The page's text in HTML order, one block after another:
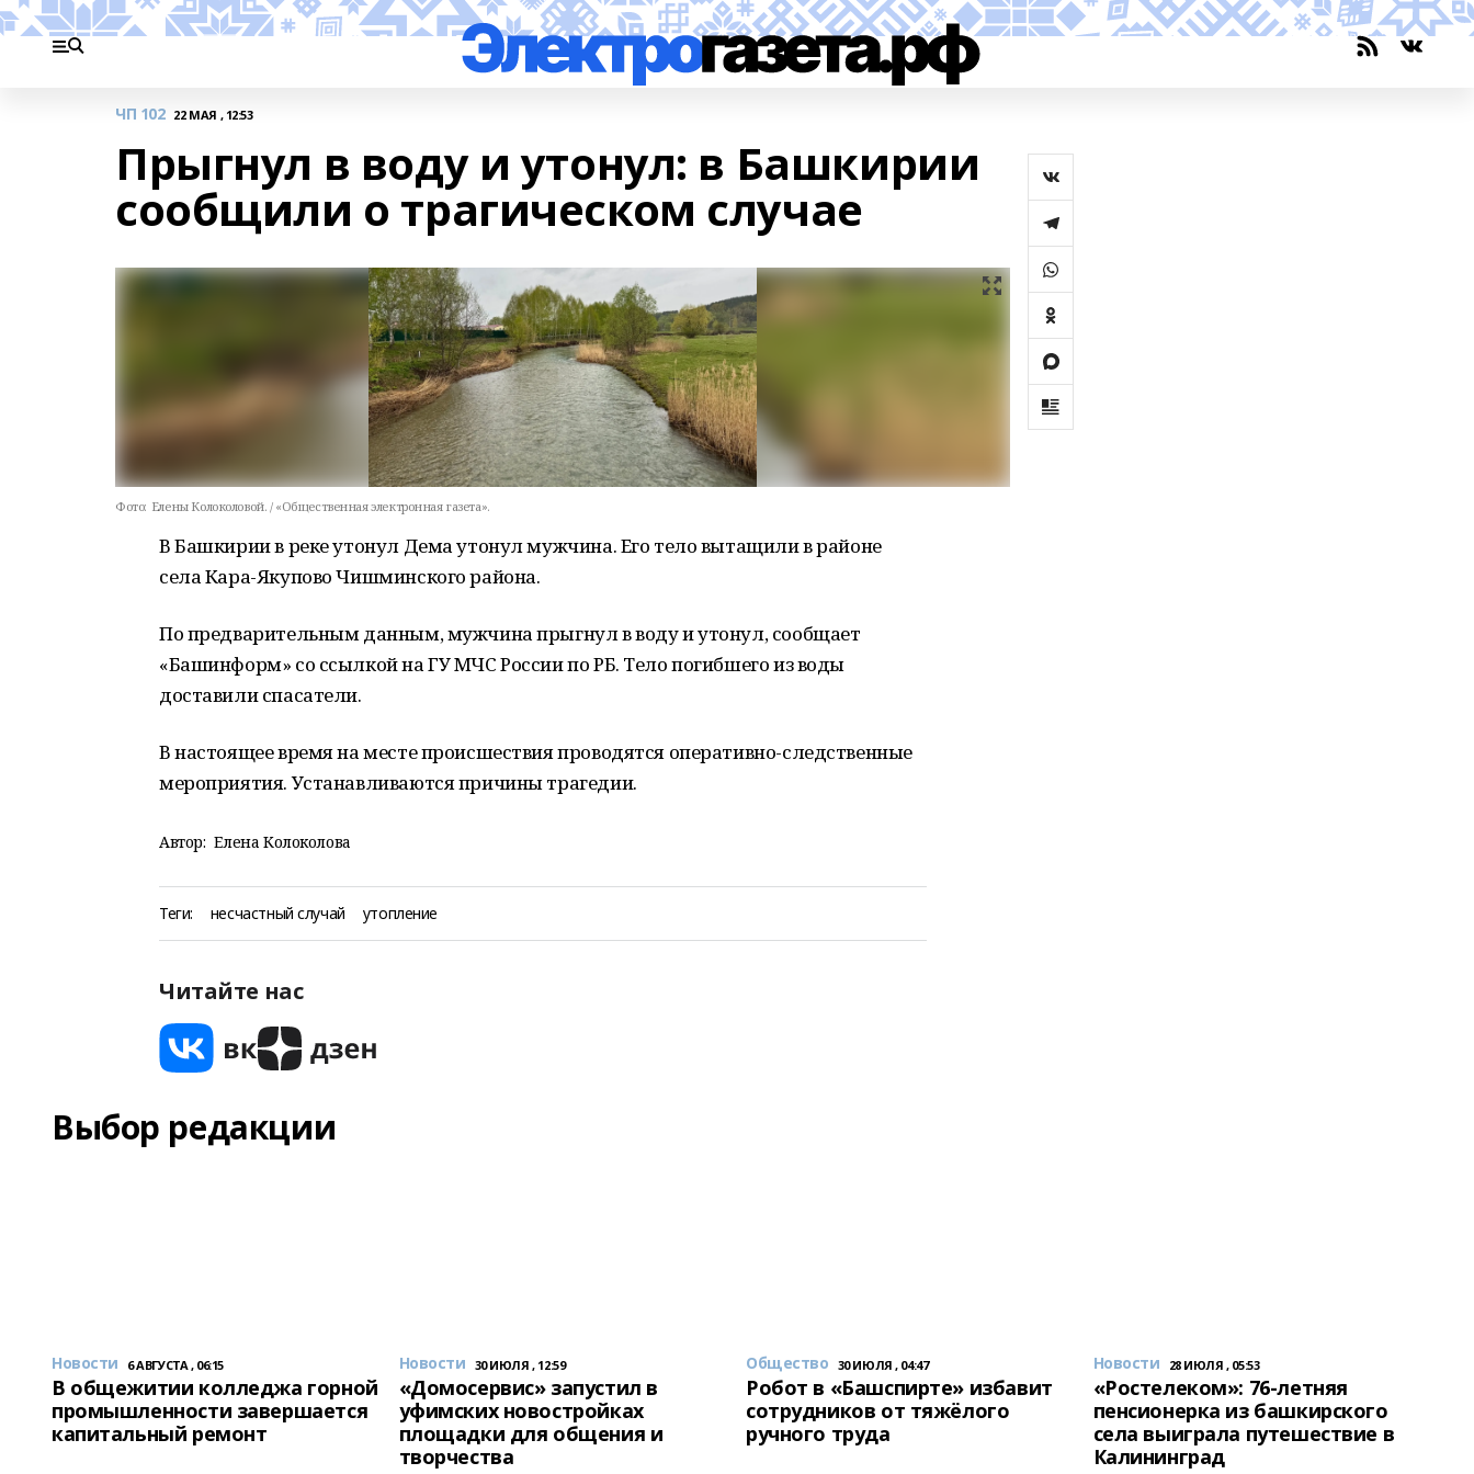
ЧП 102 22 МАЯ , 12:53
Прыгнул в воду и утонул: в Башкирии
сообщили о трагическом случае
Фото: Елены Колоколовой. / «Общественная электронная газета».
В Башкирии в реке утонул Дема утонул мужчина. Его тело вытащили в районе
села Кара-Якупово Чишминского района.
По предварительным данным, мужчина прыгнул в воду и утонул, сообщает
«Башинформ» со ссылкой на ГУ МЧС России по РБ. Тело погибшего из воды
доставили спасатели.
В настоящее время на месте происшествия проводятся оперативно-следственные
мероприятия. Устанавливаются причины трагедии.
Автор: Елена Колоколова
Теги: несчастный случай утопление
Читайте нас
Выбор редакции
Новости 6 АВГУСТА , 06:15
В общежитии колледжа горной
промышленности завершается
капитальный ремонт
Новости 30 ИЮЛЯ , 12:59
«Домосервис» запустил в
уфимских новостройках
площадки для общения и
творчества
Общество 30 ИЮЛЯ , 04:47
Робот в «Башспирте» избавит
сотрудников от тяжёлого
ручного труда
Новости 28 ИЮЛЯ , 05:53
«Ростелеком»: 76-летняя
пенсионерка из башкирского
села выиграла путешествие в
Калининград